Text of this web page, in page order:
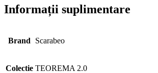
Informații suplimentare
Brand Scarabeo
Colectie TEOREMA 2.0